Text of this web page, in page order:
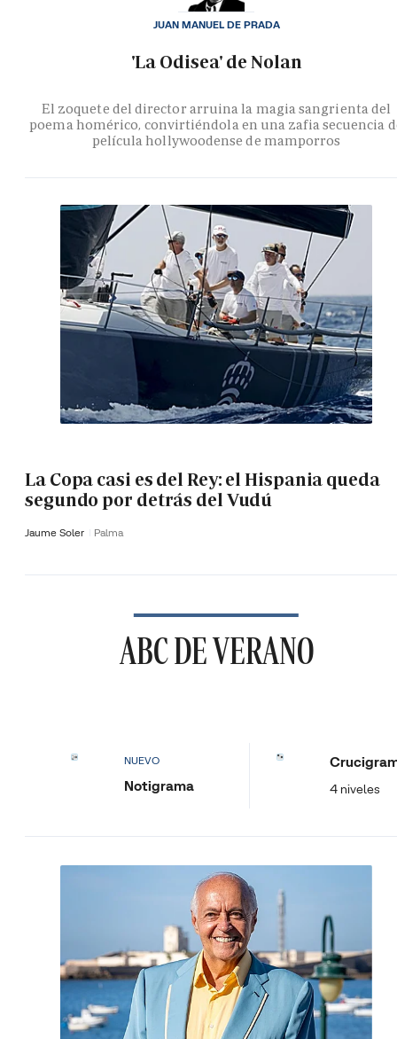
'La Odisea' de Nolan
El zoquete del director arruina la magia sangrienta del
poema homérico, convirtiéndola en una zafia secuencia
película hollywoodense de mamporros
JUAN MANUEL DE PRADA
La Copa casi es del Rey: el Hispania queda
segundo por detrás del Vudú
Jaume Soler Palma
ABC DE VERANO
NUEVO
Notigrama 4 niveles